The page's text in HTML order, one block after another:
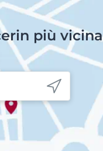
più vicina